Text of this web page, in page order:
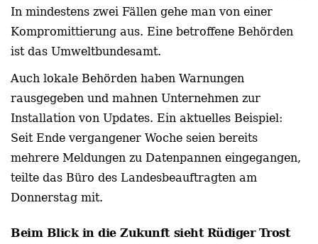
In mindestens zwei Fällen gehe man von einer
Kompromittierung aus. Eine betroffene Behörden
ist das Umweltbundesamt.
Auch lokale Behörden haben Warnungen
rausgegeben und mahnen Unternehmen zur
Installation von Updates. Ein aktuelles Beispiel:
Seit Ende vergangener Woche seien bereits
mehrere Meldungen zu Datenpannen eingegangen,
teilte das Büro des Landesbeauftragten am
Donnerstag mit.
Beim Blick in die Zukunft sieht Rüdiger Trost